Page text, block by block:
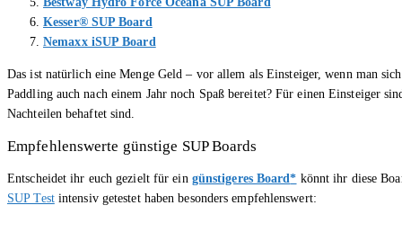
Kesser® SUP Board
Nemaxx iSUP Board
Das ist natürlich eine Menge Geld – vor allem als Einsteiger, wenn man
Paddling auch nach einem Jahr noch Spaß bereitet? Für einen Einsteiger
Nachteilen behaftet sind.
Empfehlenswerte günstige SUP Boards
Entscheidet ihr euch gezielt für ein günstigeres Board* könnt ihr diese
SUP Testintensiv getestet haben besonders empfehlenswert: